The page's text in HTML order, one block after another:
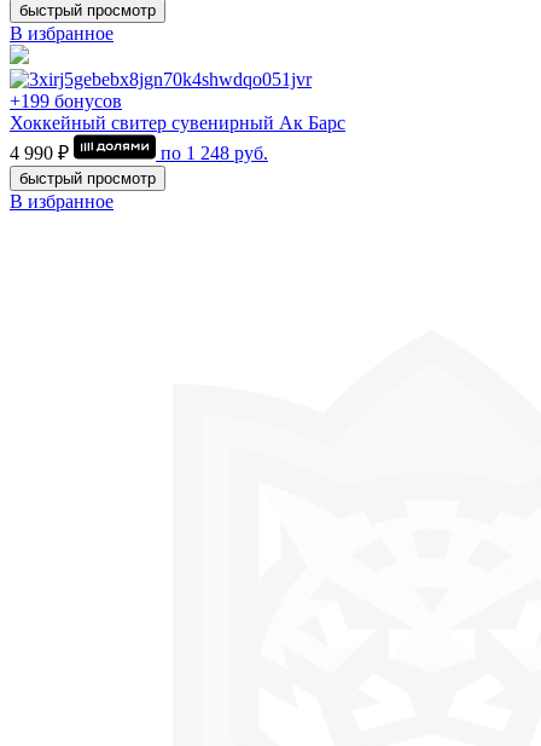
быстрый просмотр
В избранное
+199 бонусов
Хоккейный свитер сувенирный Ак Барс
4 990 ₽
по 1 248 руб.
быстрый просмотр
В избранное